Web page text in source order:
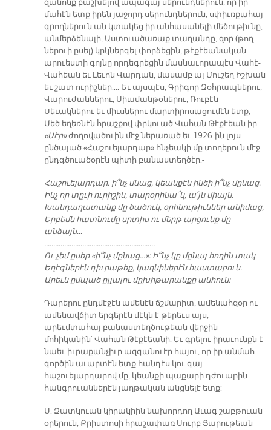
զանոնք բաշխելով ապագայ սերունդներուն, որ իր
մահէն ետք իրեն յաջորդ սերունդներուն, սփիւռքահայ
գրողներուն ան կտակեց իր անհասանելի մեծութիւնը,
անմերձենալի, Աստուածառաք տաղանդը, զոր (թող
ներուի ըսել) կրկներգել փորձեցին, թէքէեանական
արուեստի գոյնը որդեգրեցին մասնաւորապէս Վահէ-
Վահեան եւ Լեւոն Վարդան, մասամբ ալ Մուշեղ Իշխան
եւ շատ ուրիշներ…: Եւ այսպէս, Գրիգոր Զօհրապներու,
Վարուժաններու, Սիամանթօներու, Ռուբէն
Սեւակներու եւ միւսներու մարտիրոսացումէն ետք,
Մեծ եղեռնէն հրաշքով փրկուած Վահան Թէքէեան իր
«Սէր»ժողովածուին մէջ ներառած եւ 1926-ին լոյս
ընծայած «Հաշուեյարդար» հնչեակի մը տողերուն մէջ
ընդգծուածօրէն պիտի բանաստեղծէր.-
Հաշուեյարդար. ի՞նչ մնաց, կեանքէն ինծի ի՞նչ մընաց.
Ինչ որ տըւի ուրիշին, տարօրինա՜կ, ա՛յն միայն.
Խանդաղատանք մը ծածուկ, օրհնութիւններ անիմաց,
Երբեմն հատնումը սրտիս ու մերթ արցունք մը
անձայն…
…………………………………………………….
Ու չեմ ըսեր «ի՞նչ մընաց…»: Ի՞նչ կը մընայ հողին տակ
Եղէգներէն դիւրաթեք, կաղնիներէն հաստաբուն.
Արեւն ըմպած ըլլալու մըխիթարանքը անհուն:
Դարերու ընդմէջէն ամենէն ճշմարիտ, ամենահզօր ու
ամենավճիտ երգերէն մէկն է թերեւս այս,
արեւմտահայ բանաստեղծութեան վերջին
մոհիկանին՝ Վահան Թէքէեանի: Եւ գրելու իրաւունքն է
նաեւ իւրաքանչիւր ազգանուէր հայու, որ իր անմահ
գործին աւարտէն ետք հանդէս կու գայ
հաշուեյարդարով մը, կեանքի պաքարի դժուարին
հանգրուաններէն յաղթական անցնելէ ետք:
Ս. Զատկուան կիրակիին նախորդող Աւագ շաբթուան
օրերուն, Քրիստոսի հրաշափառ Սուրբ Յարութեան